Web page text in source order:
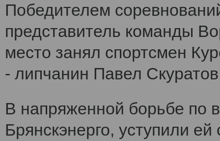
Победителем
представитель команды
место занял спортсмен
- липчанин Павел
В напряженной борьбе по
Брянскэнерго, уступили